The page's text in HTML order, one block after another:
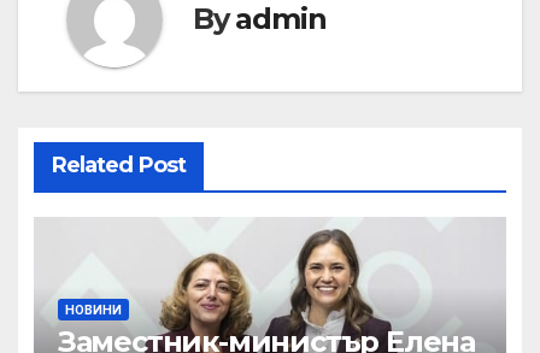
Byadmin
Related Post
НОВИНИ
Заместник-министър Елена